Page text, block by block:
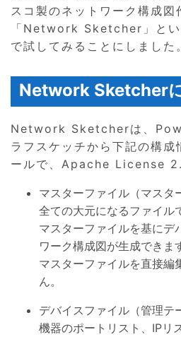
スコ製のネットワーク構成図
「Network Sketcher」とい
で試してみることにしました。
Network Sketcher
Network Sketcherは、
ラフスケッチから下記の構成
ールで、Apache License
マスターファイル（マスタ
全ての大元になるファイル
マスターファイルを基にデ
ワーク構成図が生成できま
マスターファイルを直接編
ん。
デバイスファイル（管理テ
機器のポートリスト、IPリ